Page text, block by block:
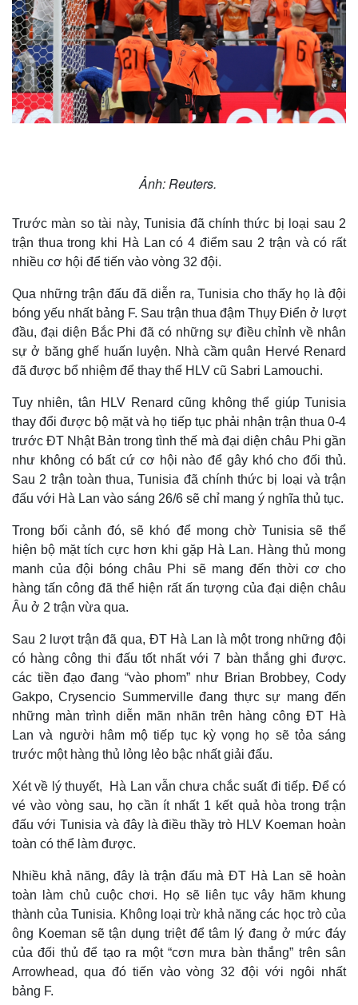
Thể thao
Bóng đá
Lịch thi đấu bóng đá
Thế giới thể thao
eSports
Ô tô - Xe máy
Ô tô
Xe máy
Tư vấn
Ảnh: Reuters.
Trước màn so tài này, Tunisia đã chính thức bị loại sau 2
trận thua trong khi Hà Lan có 4 điểm sau 2 trận và có rất
nhiều cơ hội để tiến vào vòng 32 đội.
Qua những trận đấu đã diễn ra, Tunisia cho thấy họ là đội
bóng yếu nhất bảng F. Sau trận thua đậm Thụy Điển ở lượt
đầu, đại diện Bắc Phi đã có những sự điều chỉnh về nhân
sự ở băng ghế huấn luyện. Nhà cầm quân Hervé Renard
đã được bổ nhiệm để thay thế HLV cũ Sabri Lamouchi.
Tuy nhiên, tân HLV Renard cũng không thể giúp Tunisia
thay đổi được bộ mặt và họ tiếp tục phải nhận trận thua 0-4
trước ĐT Nhật Bản trong tình thế mà đại diện châu Phi gần
như không có bất cứ cơ hội nào để gây khó cho đối thủ.
Sau 2 trận toàn thua, Tunisia đã chính thức bị loại và trận
đấu với Hà Lan vào sáng 26/6 sẽ chỉ mang ý nghĩa thủ tục.
Trong bối cảnh đó, sẽ khó để mong chờ Tunisia sẽ thể
hiện bộ mặt tích cực hơn khi gặp Hà Lan. Hàng thủ mong
manh của đội bóng châu Phi sẽ mang đến thời cơ cho
hàng tấn công đã thể hiện rất ấn tượng của đại diện châu
Âu ở 2 trận vừa qua.
Sau 2 lượt trận đã qua, ĐT Hà Lan là một trong những đội
có hàng công thi đấu tốt nhất với 7 bàn thắng ghi được.
các tiền đạo đang “vào phom” như Brian Brobbey, Cody
Gakpo, Crysencio Summerville đang thực sự mang đến
những màn trình diễn mãn nhãn trên hàng công ĐT Hà
Lan và người hâm mộ tiếp tục kỳ vọng họ sẽ tỏa sáng
trước một hàng thủ lỏng lẻo bậc nhất giải đấu.
Xét về lý thuyết, Hà Lan vẫn chưa chắc suất đi tiếp. Để có
vé vào vòng sau, họ cần ít nhất 1 kết quả hòa trong trận
đấu với Tunisia và đây là điều thầy trò HLV Koeman hoàn
toàn có thể làm được.
Nhiều khả năng, đây là trận đấu mà ĐT Hà Lan sẽ hoàn
toàn làm chủ cuộc chơi. Họ sẽ liên tục vây hãm khung
thành của Tunisia. Không loại trừ khả năng các học trò của
ông Koeman sẽ tận dụng triệt để tâm lý đang ở mức đáy
của đối thủ để tạo ra một “cơn mưa bàn thắng” trên sân
Arrowhead, qua đó tiến vào vòng 32 đội với ngôi nhất
bảng F.